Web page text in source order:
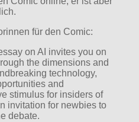
für den Comic:
on AI invites you on
the dimensions and
technology,
and
stimulus for insiders of
invitation for newbies to
debate.